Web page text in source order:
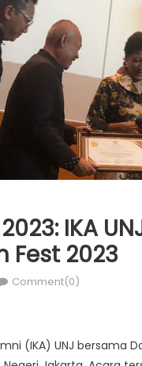
IKA
Fest 2023
Comment(0)
(IKA) UNJ bersama